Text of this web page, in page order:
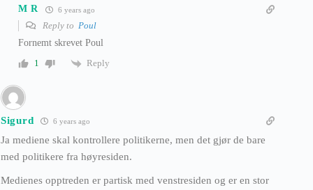
M R 6 years ago
Reply to Poul
Fornemt skrevet Poul
1
Reply
Sigurd 6 years ago
Ja mediene skal kontrollere politikerne, men det gjør de bare
med politikere fra høyresiden.
Medienes opptreden er partisk med venstresiden og er en stor